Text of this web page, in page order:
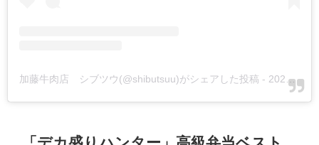
加藤牛肉店 シブツウ(@shibutsuu)がシェアした投稿 - 2020年 2月月13日午前7時55分PST